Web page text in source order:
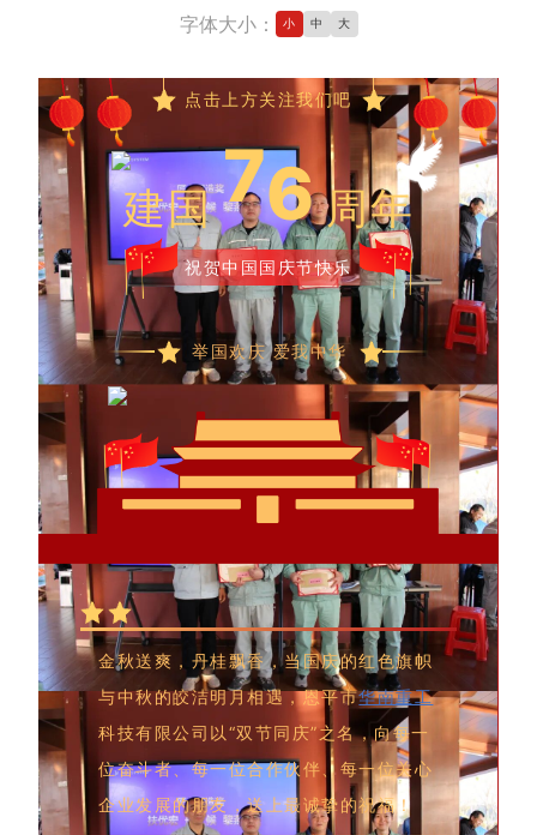
字体大小： 小 中 大
点击上方关注我们吧
建国 76 周年
祝贺中国国庆节快乐
举国欢庆 爱我中华
金秋送爽，丹桂飘香，当国庆的红色旗帜
与中秋的皎洁明月相遇，恩平市华南重工
科技有限公司以“双节同庆”之名，向每一
位奋斗者、每一位合作伙伴、每一位关心
企业发展的朋友，送上最诚挚的祝福！